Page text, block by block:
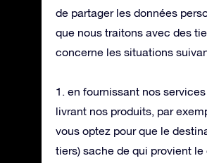
de partager les données
que nous traitons avec des
concerne les situations
1. en fournissant nos
livrant nos produits, par
vous optez pour que le
tiers) sache de qui provient le